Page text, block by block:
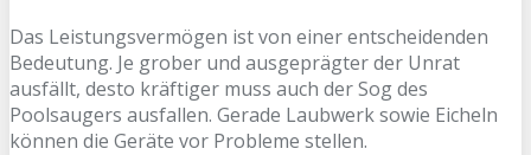
Das Leistungsvermögen ist von einer entscheidenden
Bedeutung. Je grober und ausgeprägter der Unrat
ausfällt, desto kräftiger muss auch der Sog des
Poolsaugers ausfallen. Gerade Laubwerk sowie Eicheln
können die Geräte vor Probleme stellen.